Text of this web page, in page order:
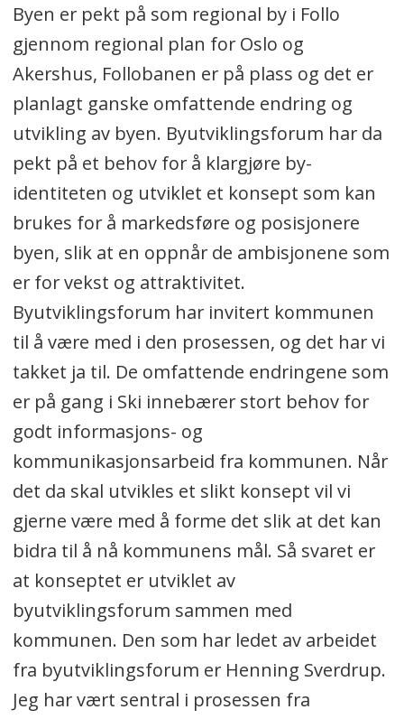
Byen er pekt på som regional by i Follo
gjennom regional plan for Oslo og
Akershus, Follobanen er på plass og det er
planlagt ganske omfattende endring og
utvikling av byen. Byutviklingsforum har da
pekt på et behov for å klargjøre by-
identiteten og utviklet et konsept som kan
brukes for å markedsføre og posisjonere
byen, slik at en oppnår de ambisjonene som
er for vekst og attraktivitet.
Byutviklingsforum har invitert kommunen
til å være med i den prosessen, og det har vi
takket ja til. De omfattende endringene som
er på gang i Ski innebærer stort behov for
godt informasjons- og
kommunikasjonsarbeid fra kommunen. Når
det da skal utvikles et slikt konsept vil vi
gjerne være med å forme det slik at det kan
bidra til å nå kommunens mål. Så svaret er
at konseptet er utviklet av
byutviklingsforum sammen med
kommunen. Den som har ledet av arbeidet
fra byutviklingsforum er Henning Sverdrup.
Jeg har vært sentral i prosessen fra